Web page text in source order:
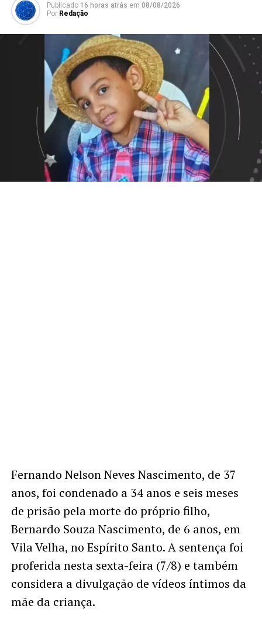
Publicado 16 horas atrás em 08/08/2026
Por Redação
Fernando Nelson Neves Nascimento, de 37
anos, foi condenado a 34 anos e seis meses
de prisão pela morte do próprio filho,
Bernardo Souza Nascimento, de 6 anos, em
Vila Velha, no Espírito Santo. A sentença foi
proferida nesta sexta-feira (7/8) e também
considera a divulgação de vídeos íntimos da
mãe da criança.